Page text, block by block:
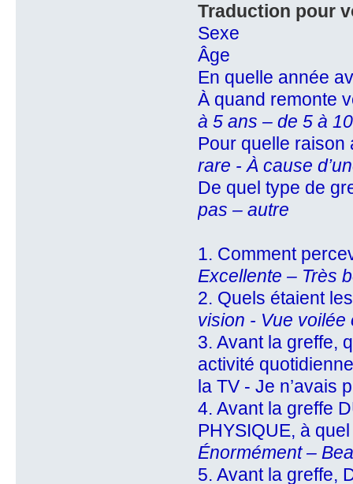
Traduction pour
Sexe
Âge
En quelle année
À quand remonte
à 5 ans – de 5 à
Pour quelle
rare - À cause
De quel type de
pas – autre
1. Comment
Excellente – Très
2. Quels étaient
vision - Vue voilée
3. Avant la greffe,
activité
la TV - Je n’avais
4. Avant la greffe
PHYSIQUE, à
Énormément –
5. Avant la greffe,